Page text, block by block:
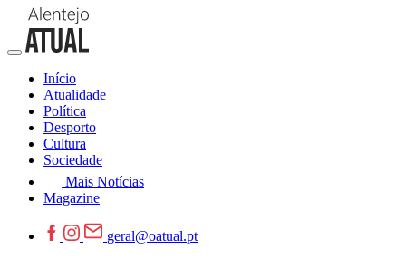
Início
Atualidade
Política
Desporto
Cultura
Sociedade
Mais Notícias
Magazine
geral@oatual.pt